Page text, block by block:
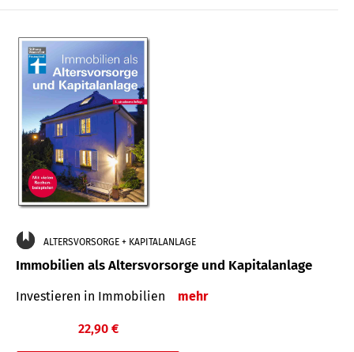
ALTERSVORSORGE + KAPITALANLAGE
Immobilien als Altersvorsorge und Kapitalanlage
Investieren in Immobilien mehr
22,90 €